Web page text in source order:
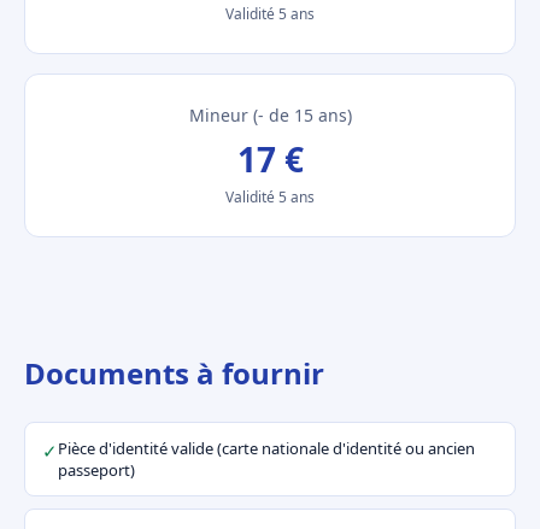
Validité 5 ans
Mineur (- de 15 ans)
17 €
Validité 5 ans
Documents à fournir
✓ Pièce d'identité valide (carte nationale d'identité ou ancien
passeport)